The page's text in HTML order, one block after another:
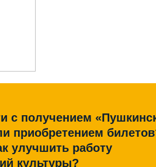
с получением
приобретением
улучшить работу
культуры?